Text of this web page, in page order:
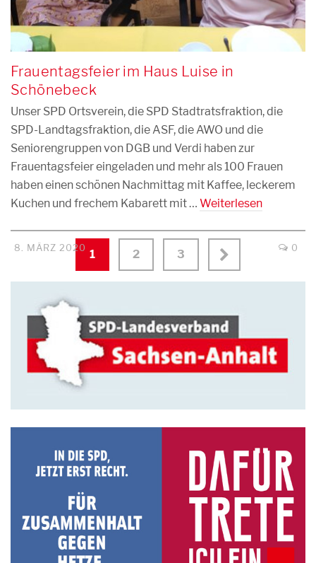
Frauentagsfeier im Haus Luise in
Schönebeck
Unser SPD Ortsverein, die SPD Stadtratsfraktion, die
SPD-Landtagsfraktion, die ASF, die AWO und die
Seniorengruppen von DGB und Verdi haben zur
Frauentagsfeier eingeladen und mehr als 100 Frauen
haben einen schönen Nachmittag mit Kaffee, leckerem
Kuchen und frechem Kabarett mit … Weiterlesen
8. MÄRZ 2020 0
1 2 3